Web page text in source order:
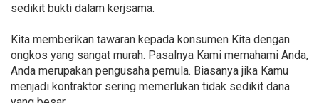
sedikit bukti dalam kerjsama.
Kita memberikan tawaran kepada konsumen Kita dengan
ongkos yang sangat murah. Pasalnya Kami memahami Anda,
Anda merupakan pengusaha pemula. Biasanya jika Kamu
menjadi kontraktor sering memerlukan tidak sedikit dana